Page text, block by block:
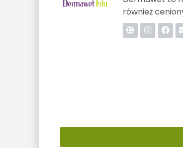
również